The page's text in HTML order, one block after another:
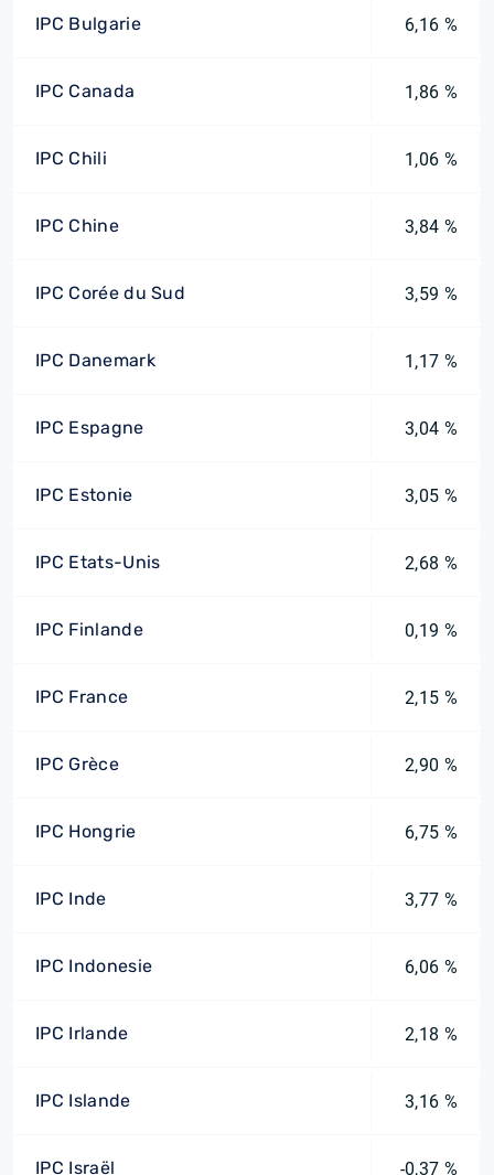
IPC Bulgarie 6,16 %
IPC Canada 1,86 %
IPC Chili 1,06 %
IPC Chine 3,84 %
IPC Corée du Sud 3,59 %
IPC Danemark 1,17 %
IPC Espagne 3,04 %
IPC Estonie 3,05 %
IPC Etats-Unis 2,68 %
IPC Finlande 0,19 %
IPC France 2,15 %
IPC Grèce 2,90 %
IPC Hongrie 6,75 %
IPC Inde 3,77 %
IPC Indonesie 6,06 %
IPC Irlande 2,18 %
IPC Islande 3,16 %
IPC Israël -0,37 %